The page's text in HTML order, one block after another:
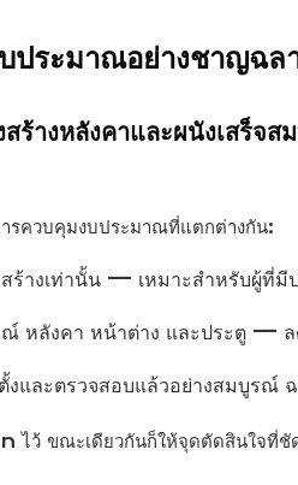
บประมาณอย่างชาญฉล
างหลังคาและผนังเสร็จ
รควบคุมงบประมาณที่แตกต่างกัน:
ร้างเท่านั้น — เหมาะสำหรับผู้ที่
หลังคา หน้าต่าง และประตู —
ละตรวจสอบแล้วอย่างสมบูรณ์
ว้ ขณะเดียวกันก็ให้จุดตัดสินใจที่ชั